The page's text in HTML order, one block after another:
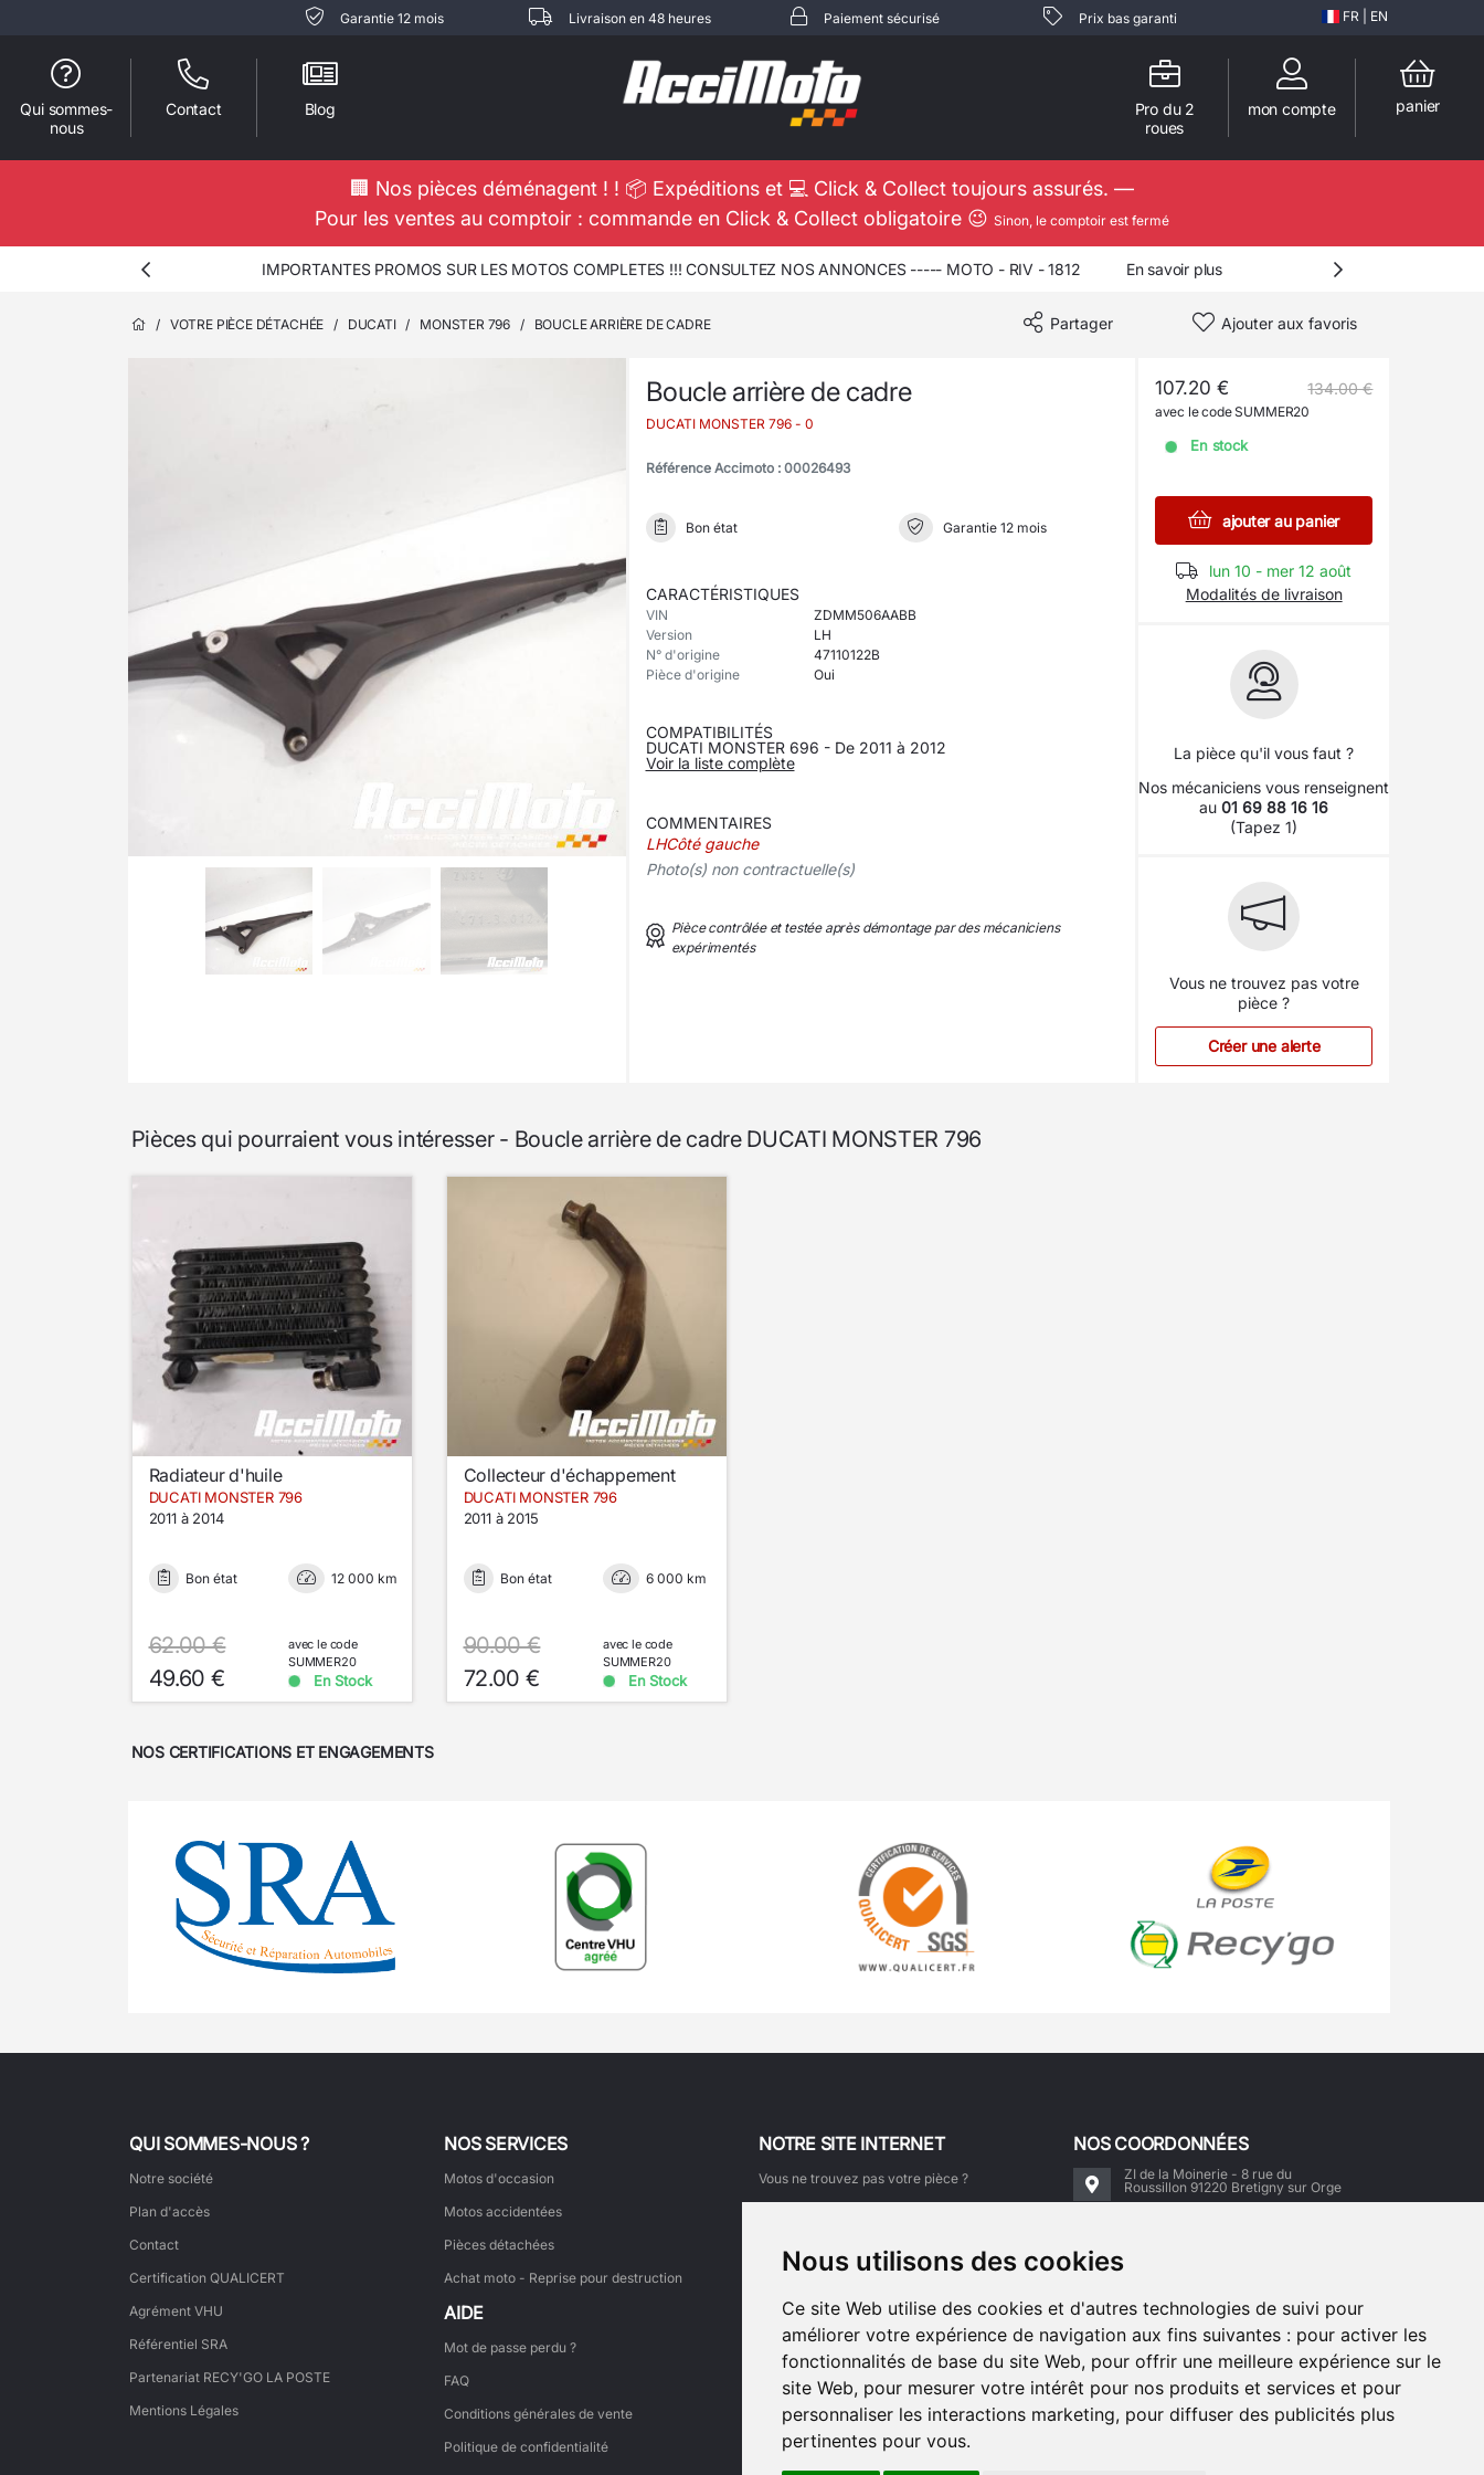
Nous utilisons des cookies
Ce site Web utilise des cookies et d'autres technologies de suivi pour
améliorer votre expérience de navigation aux fins suivantes : pour activer les
fonctionnalités de base du site Web, pour offrir une meilleure expérience sur le
site Web, pour mesurer votre intérêt pour nos produits et services et pour
personnaliser les interactions marketing, pour diffuser des publicités plus
pertinentes pour vous.
Garantie 12 mois Livraison en 48 heures Paiement sécurisé Prix bas garanti FR EN
Qui sommes-
nous
Contact Blog panier
mon compte
Pro du 2
roues
🏢 Nos pièces déménagent ! ! 📦 Expéditions et 💻 Click & Collect toujours assurés. —
Pour les ventes au comptoir : commande en Click & Collect obligatoire 😉 Sinon, le comptoir est fermé
IMPORTANTES PROMOS SUR LES MOTOS COMPLETES !!! CONSULTEZ NOS ANNONCES ----- MOTO - RIV - 1812 En savoir plus
/ VOTRE PIÈCE DÉTACHÉE / DUCATI / MONSTER 796 / BOUCLE ARRIÈRE DE CADRE Partager Ajouter aux favoris
Boucle arrière de cadre
DUCATI MONSTER 796- 0
Référence Accimoto : 00026493
Bon état Garantie 12 mois
CARACTÉRISTIQUES
VIN
ZDMM506AABB
Version
LH
N° d'origine
47110122B
Pièce d'origine
Oui
COMPATIBILITÉS
DUCATI MONSTER 696 - De 2011 à 2012
Voir la liste complète
COMMENTAIRES
LHCôté gauche
Photo(s) non contractuelle(s)
Pièce contrôlée et testée après démontage par des mécaniciens
expérimentés
107.20 € 134.00 €
avec le code SUMMER20
En stock
ajouter au panier
lun 10 - mer 12 août
Modalités de livraison
La pièce qu'il vous faut ?
Nos mécaniciens vous renseignent
au01 69 88 16 16
(Tapez 1)
Vous ne trouvez pas votre
pièce ?
Créer une alerte
Pièces qui pourraient vous intéresser - Boucle arrière de cadre DUCATI MONSTER 796
Radiateur d'huile
DUCATI MONSTER 796
2011 à 2014
Bon état 12 000 km
62.00 €
49.60 €
avec le code
SUMMER20
En Stock
Collecteur d'échappement
DUCATI MONSTER 796
2011 à 2015
Bon état 6 000 km
90.00 €
72.00 €
avec le code
SUMMER20
En Stock
NOS CERTIFICATIONS ET ENGAGEMENTS
QUI SOMMES-NOUS ?
Notre société
Plan d'accès
Contact
Certification QUALICERT
Agrément VHU
Référentiel SRA
Partenariat RECY'GO LA POSTE
Mentions Légales
NOS SERVICES
Motos d'occasion
Motos accidentées
Pièces détachées
Achat moto - Reprise pour destruction
AIDE
Mot de passe perdu ?
FAQ
Conditions générales de vente
Politique de confidentialité
NOTRE SITE INTERNET
Vous ne trouvez pas votre pièce ?
Faites découvrir ce site à un ami
Ajouter votre témoignage
Voir tous les témoignages
Liens
NOS COORDONNÉES
ZI de la Moinerie - 8 rue du
Roussillon 91220 Bretigny sur Orge